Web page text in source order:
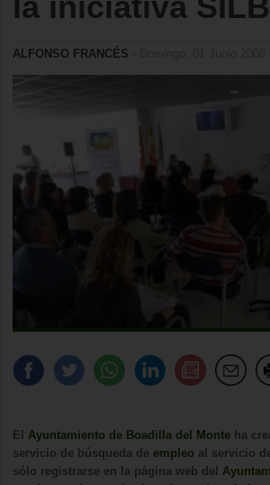
ALFONSO FRANCÉS
El Ayuntamiento de Boadilla del Monte ha
servicio de búsqueda de empleo al servicio
sólo registrarse en la página web del